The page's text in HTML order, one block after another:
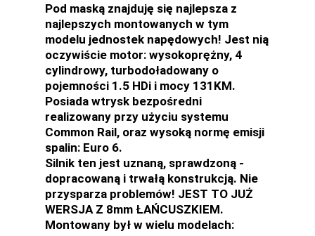
Pod maską znajduję się najlepsza z
najlepszych montowanych w tym
modelu jednostek napędowych! Jest nią
oczywiście motor: wysokoprężny, 4
cylindrowy, turbodoładowany o
pojemności 1.5 HDi i mocy 131KM.
Posiada wtrysk bezpośredni
realizowany przy użyciu systemu
Common Rail, oraz wysoką normę emisji
spalin: Euro 6.
Silnik ten jest uznaną, sprawdzoną -
dopracowaną i trwałą konstrukcją. Nie
przysparza problemów! JEST TO JUŻ
WERSJA Z 8mm ŁAŃCUSZKIEM.
Montowany był w wielu modelach: